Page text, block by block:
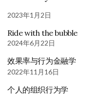
2023年1月2日
Ride with the bubble
2024年6月22日
效果率与行为金融学
2022年11月16日
个人的组织行为学